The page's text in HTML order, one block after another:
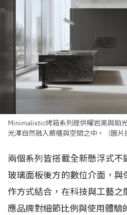
Minimalistic烤箱系列提供曜岩黑與鉑
光澤自然融入櫥櫃與空間之中。（圖片
兩個系列皆搭載全新懸浮式
玻璃面板後方的數位介面，
作方式結合，在科技與工藝
應品牌對細節比例與使用體驗